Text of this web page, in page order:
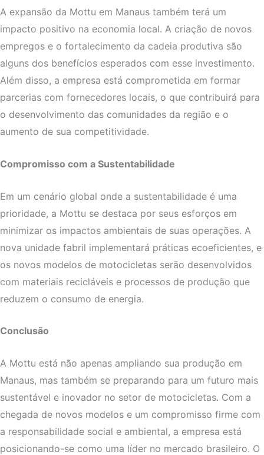
A expansão da Mottu em Manaus também terá um
impacto positivo na economia local. A criação de novos
empregos e o fortalecimento da cadeia produtiva são
alguns dos benefícios esperados com esse investimento.
Além disso, a empresa está comprometida em formar
parcerias com fornecedores locais, o que contribuirá para
o desenvolvimento das comunidades da região e o
aumento de sua competitividade.
Compromisso com a Sustentabilidade
Em um cenário global onde a sustentabilidade é uma
prioridade, a Mottu se destaca por seus esforços em
minimizar os impactos ambientais de suas operações. A
nova unidade fabril implementará práticas ecoeficientes, e
os novos modelos de motocicletas serão desenvolvidos
com materiais recicláveis e processos de produção que
reduzem o consumo de energia.
Conclusão
A Mottu está não apenas ampliando sua produção em
Manaus, mas também se preparando para um futuro mais
sustentável e inovador no setor de motocicletas. Com a
chegada de novos modelos e um compromisso firme com
a responsabilidade social e ambiental, a empresa está
posicionando-se como uma líder no mercado brasileiro. O